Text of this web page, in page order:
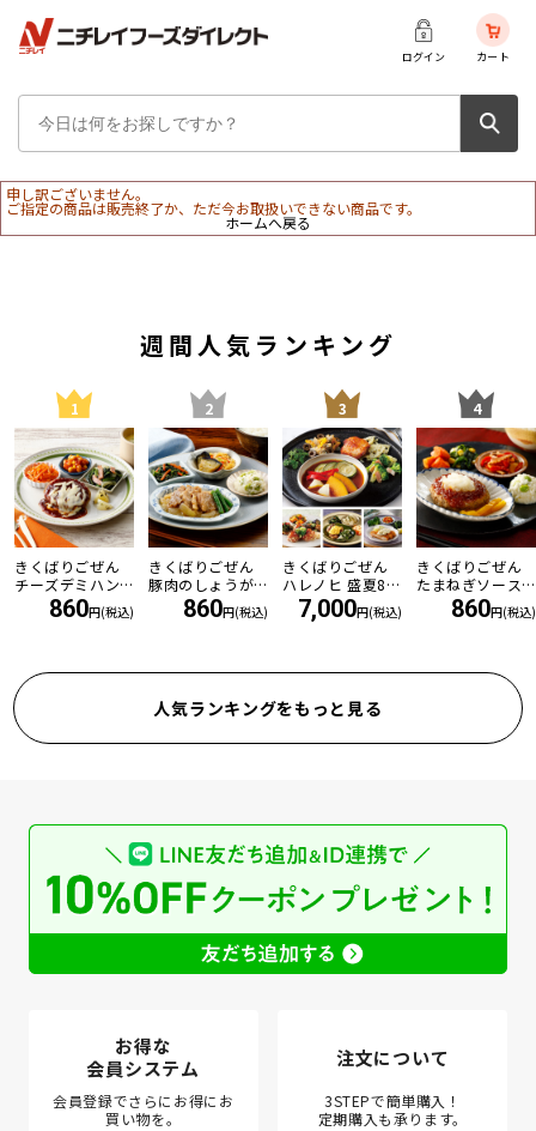
ログイン カート
申し訳ございません。
ご指定の商品は販売終了か、ただ今お取扱いできない商品です。
ホームへ戻る
週間人気ランキング
1
きくばりごぜん
チーズデミハン
バーグ860円(税込)
2
きくばりごぜん
豚肉のしょうが
860円(税込)
3
きくばりごぜん
ハレノヒ 盛夏8食
セット ・2026年
7月7,000円(税込)
4
きくばりごぜん
たまねぎソース
の和風ハンバー
860円(税込)
人気ランキングをもっと見る
お得な
会員システム
会員登録でさらにお得にお
買い物を。
注文について
3STEPで簡単購入！
定期購入も承ります。